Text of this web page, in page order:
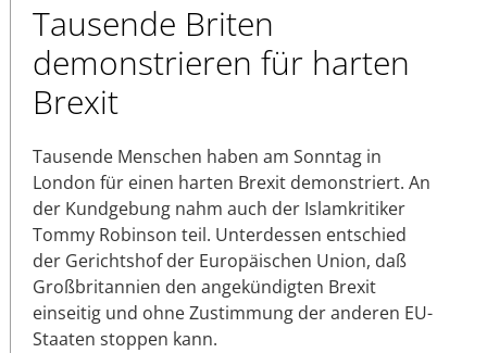
Tausende Briten
demonstrieren für harten
Brexit
Tausende Menschen haben am Sonntag in
London für einen harten Brexit demonstriert. An
der Kundgebung nahm auch der Islamkritiker
Tommy Robinson teil. Unterdessen entschied
der Gerichtshof der Europäischen Union, daß
Großbritannien den angekündigten Brexit
einseitig und ohne Zustimmung der anderen EU-
Staaten stoppen kann.